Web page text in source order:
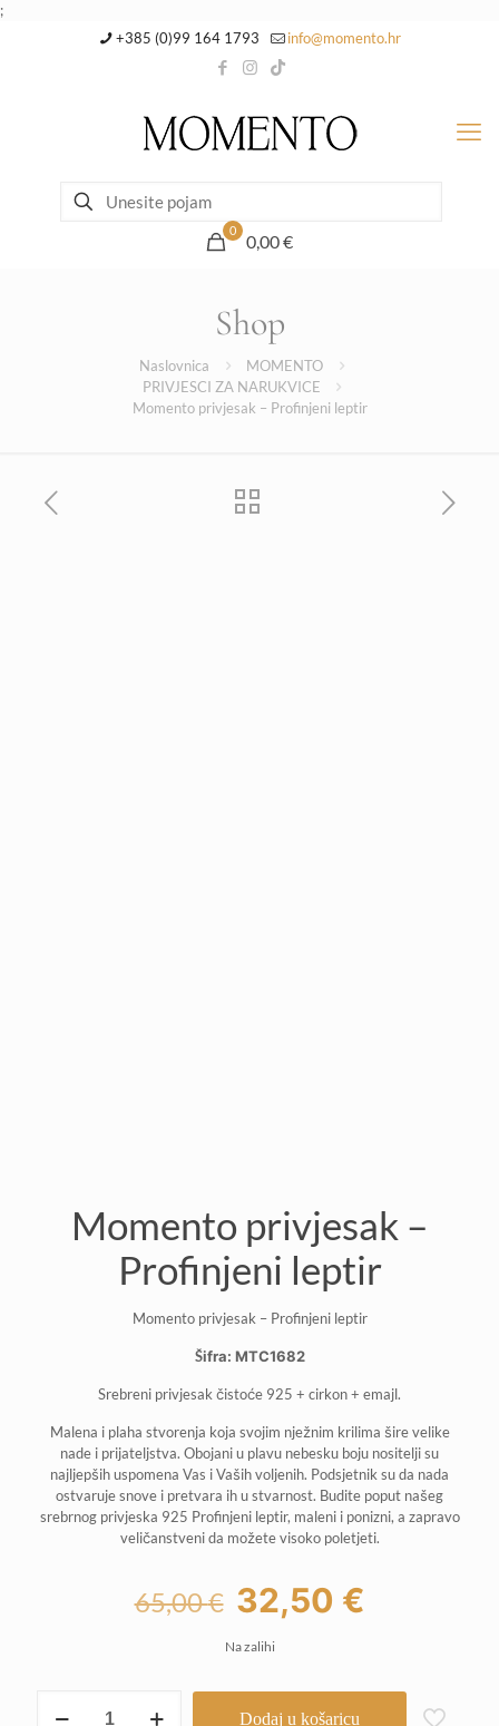
;
+385 (0)99 164 1793
info@momento.hr
0
0,00 €
Shop
Naslovnica
MOMENTO
PRIVJESCI ZA NARUKVICE
Momento privjesak – Profinjeni leptir
Momento privjesak –
Profinjeni leptir
Momento privjesak – Profinjeni leptir
Šifra: MTC1682
Srebreni privjesak čistoće 925 + cirkon + emajl.
Malena i plaha stvorenja koja svojim nježnim krilima šire velike
nade i prijateljstva. Obojani u plavu nebesku boju nositelji su
najljepših uspomena Vas i Vaših voljenih. Podsjetnik su da nada
ostvaruje snove i pretvara ih u stvarnost. Budite poput našeg
srebrnog privjeska 925 Profinjeni leptir, maleni i ponizni, a zapravo
veličanstveni da možete visoko poletjeti.
65,00€ Izvorna
cijena
bila
je:
32,50 €
32,50 €.
Na zalihi
privjesak
Dodaj u košaricu